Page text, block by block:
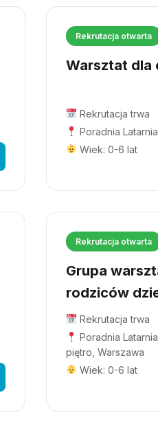
Rekrutacja otwarta
Warsztat dla
Rekrutacja trwa
Poradnia
Wiek: 0-6 lat
Rekrutacja otwarta
Grupa
rodziców
Rekrutacja trwa
Poradnia
piętro, Warszawa
Wiek: 0-6 lat